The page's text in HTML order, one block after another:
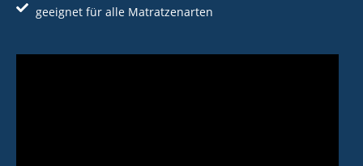
geeignet für alle Matratzenarten